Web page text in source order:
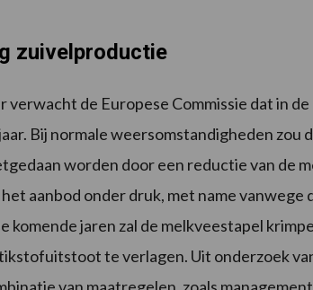
zuivelproductie
verwacht de Europese Commissie dat in
Bij normale weersomstandigheden zou
worden door een reductie van de
aanbod onder druk, met name
komende jaren zal de melkveestapel
te verlagen. Uit onderzoek